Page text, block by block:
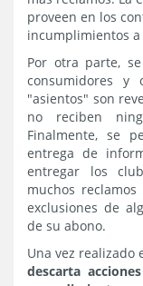
proveen en los
incumplimientos
Por otra parte,
consumidores y
"asientos" son
no reciben
Finalmente, se
entrega de
entregar los
muchos
exclusiones de
de su abono.
Una vez realizado
descarta